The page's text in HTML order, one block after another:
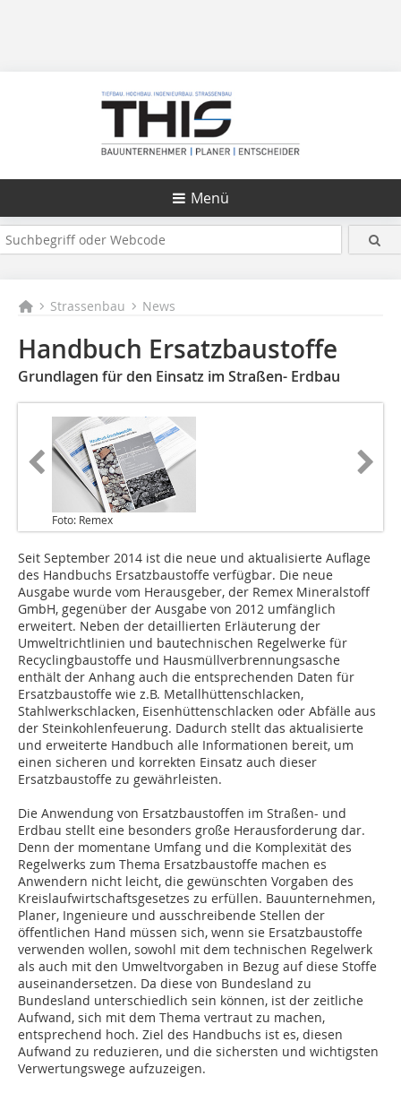
Menü
Strassenbau News
Handbuch Ersatzbaustoffe
Grundlagen für den Einsatz im Straßen- Erdbau
Foto: Remex
Seit September 2014 ist die neue und aktualisierte Auflage
des Handbuchs Ersatzbaustoffe verfügbar. Die neue
Ausgabe wurde vom Herausgeber, der Remex Mineralstoff
GmbH, gegenüber der Ausgabe von 2012 umfänglich
erweitert. Neben der detaillierten Erläuterung der
Umweltrichtlinien und bautechnischen Regelwerke für
Recyclingbaustoffe und Hausmüllverbrennungsasche
enthält der Anhang auch die entsprechenden Daten für
Ersatzbaustoffe wie z.B. Metallhüttenschlacken,
Stahlwerkschlacken, Eisenhüttenschlacken oder Abfälle aus
der Steinkohlenfeuerung. Dadurch stellt das aktualisierte
und erweiterte Handbuch alle Informationen bereit, um
einen sicheren und korrekten Einsatz auch dieser
Ersatzbaustoffe zu gewährleisten.
Die Anwendung von Ersatzbaustoffen im Straßen- und
Erdbau stellt eine besonders große Herausforderung dar.
Denn der momentane Umfang und die Komplexität des
Regelwerks zum Thema Ersatzbaustoffe machen es
Anwendern nicht leicht, die gewünschten Vorgaben des
Kreislaufwirtschaftsgesetzes zu erfüllen. Bauunternehmen,
Planer, Ingenieure und ausschreibende Stellen der
öffentlichen Hand müssen sich, wenn sie Ersatzbaustoffe
verwenden wollen, sowohl mit dem technischen Regelwerk
als auch mit den Umweltvorgaben in Bezug auf diese Stoffe
auseinandersetzen. Da diese von Bundesland zu
Bundesland unterschiedlich sein können, ist der zeitliche
Aufwand, sich mit dem Thema vertraut zu machen,
entsprechend hoch. Ziel des Handbuchs ist es, diesen
Aufwand zu reduzieren, und die sichersten und wichtigsten
Verwertungswege aufzuzeigen.